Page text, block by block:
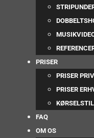
PRISER
PRISER
PRISER
FAQ
OM OS